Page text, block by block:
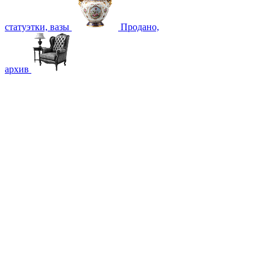
статуэтки, вазы Продано,
архив